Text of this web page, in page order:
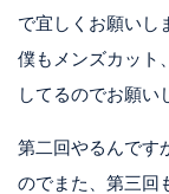
で宜しくお願いし
僕もメンズカット
してるのでお願い
第二回やるんです
のでまた、第三